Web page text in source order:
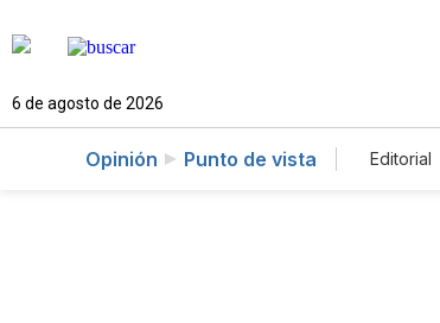
6 de agosto de 2026
Opinión Punto de vista Editorial